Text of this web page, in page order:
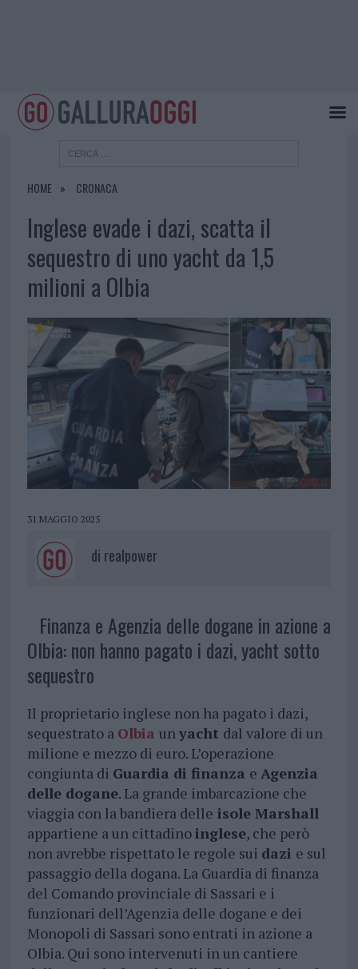
HOME CRONACA
Inglese evade i dazi, scatta il
sequestro di uno yacht da 1,5
milioni a Olbia
31 MAGGIO 2025
di realpower
Finanza e Agenzia delle dogane in azione a
Olbia: non hanno pagato i dazi, yacht sotto
sequestro
Il proprietario inglese non ha pagato i dazi,
sequestrato a Olbia unyacht dal valore di un
milione e mezzo di euro. L’operazione
congiunta di Guardia di finanza e Agenzia
delle dogane. La grande imbarcazione che
viaggia con la bandiera delle isole Marshall
appartiene a un cittadinoinglese, che però
non avrebbe rispettato le regole sui dazi e sul
passaggio della dogana. La Guardia di finanza
del Comando provinciale di Sassari e i
funzionari dell’Agenzia delle dogane e dei
Monopoli di Sassari sono entrati in azione a
Olbia. Qui sono intervenuti in un cantiere